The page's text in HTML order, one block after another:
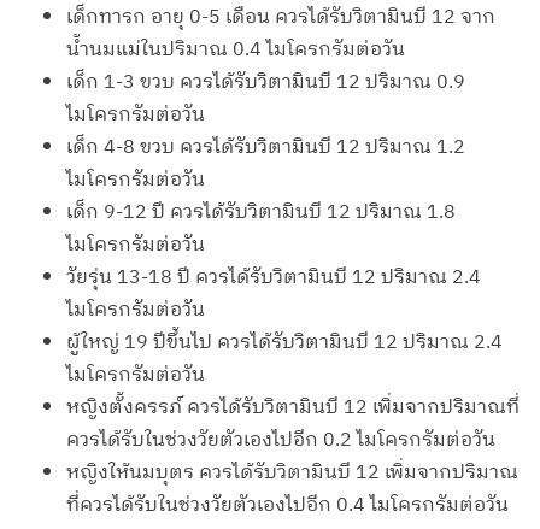
เด็กทารก อายุ 0-5 เดือน ควรได้รับวิตามินบี 12 จาก
น้ำนมแม่ในปริมาณ 0.4 ไมโครกรัมต่อวัน
เด็ก 1-3 ขวบ ควรได้รับวิตามินบี 12 ปริมาณ 0.9
ไมโครกรัมต่อวัน
เด็ก 4-8 ขวบ ควรได้รับวิตามินบี 12 ปริมาณ 1.2
ไมโครกรัมต่อวัน
เด็ก 9-12 ปี ควรได้รับวิตามินบี 12 ปริมาณ 1.8
ไมโครกรัมต่อวัน
วัยรุ่น 13-18 ปี ควรได้รับวิตามินบี 12 ปริมาณ 2.4
ไมโครกรัมต่อวัน
ผู้ใหญ่ 19 ปีขึ้นไป ควรได้รับวิตามินบี 12 ปริมาณ 2.4
ไมโครกรัมต่อวัน
หญิงตั้งครรภ์ ควรได้รับวิตามินบี 12 เพิ่มจากปริมาณที่
ควรได้รับในช่วงวัยตัวเองไปอีก 0.2 ไมโครกรัมต่อวัน
หญิงให้นมบุตร ควรได้รับวิตามินบี 12 เพิ่มจากปริมาณ
ที่ควรได้รับในช่วงวัยตัวเองไปอีก 0.4 ไมโครกรัมต่อวัน